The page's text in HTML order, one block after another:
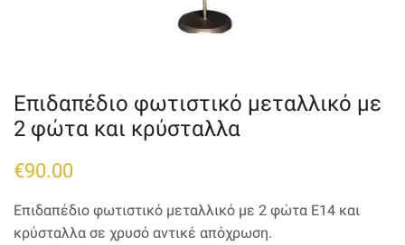
Επιδαπέδιο φωτιστικό μεταλλικό με
2 φώτα και κρύσταλλα
€90.00
Επιδαπέδιο φωτιστικό μεταλλικό με 2 φώτα Ε14 και
κρύσταλλα σε χρυσό αντικέ απόχρωση.